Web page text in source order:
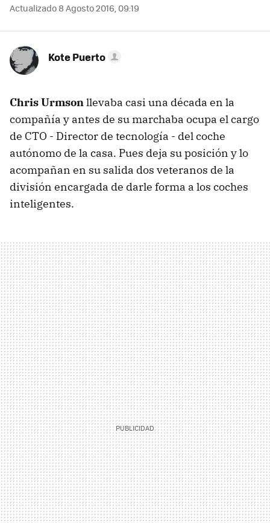
Actualizado 8 Agosto 2016, 09:19
Kote Puerto
Chris Urmsonllevaba casi una década en la
compañía y antes de su marchaba ocupa el cargo
de CTO - Director de tecnología - del coche
autónomo de la casa. Pues deja su posición y lo
acompañan en su salida dos veteranos de la
división encargada de darle forma a los coches
inteligentes.